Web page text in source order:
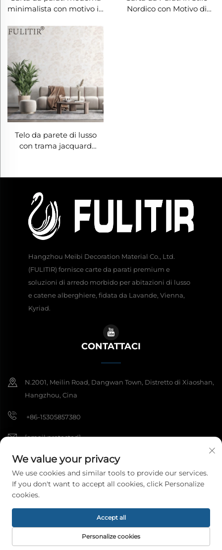
minimalista con motivo in
Rivestimento murale con
texture tattile, ideale per
la testiera del letto in
camera da letto,
materiale ecologico,
disponibile in molteplici
colori
Nordico con Motivo di
Telo da parete di lusso
con trama jacquard
applicazione in tutta la
alle macchie, adatto sia
per soggiorno che per
camera da letto
Hangzhou Meibi Decoration Material Co., Ltd.
(FULITIR) fornisce carte da parati premium e
soluzioni di arredo morbido per abitazioni di lusso
e catene alberghiere, fidata da Lavande, Vienna,
Kyriad.
CONTATTACI
N.2001, Meilin Road, Dangwan Town, Distretto di Xiaoshan,
Hangzhou, Cina
+86-15305857380
[email protected]
Copyright © 2026 Hangzhou Meibi Decoration Materials Co., Ltd.
Tutti i diritti riservati. Informativa sulla privacy
We value your privacy
We use cookies and similar tools to provide our services.
If you don't want to accept all cookies, click Personalize
cookies.
Personalize cookies
Accept all